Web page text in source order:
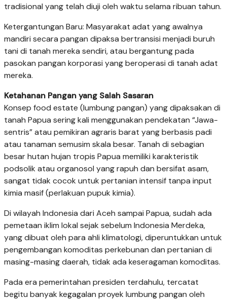
tradisional yang telah diuji oleh waktu selama ribuan tahun.
Ketergantungan Baru: Masyarakat adat yang awalnya
mandiri secara pangan dipaksa bertransisi menjadi buruh
tani di tanah mereka sendiri, atau bergantung pada
pasokan pangan korporasi yang beroperasi di tanah adat
mereka.
Ketahanan Pangan yang Salah Sasaran
Konsep food estate (lumbung pangan) yang dipaksakan di
tanah Papua sering kali menggunakan pendekatan “Jawa-
sentris” atau pemikiran agraris barat yang berbasis padi
atau tanaman semusim skala besar. Tanah di sebagian
besar hutan hujan tropis Papua memiliki karakteristik
podsolik atau organosol yang rapuh dan bersifat asam,
sangat tidak cocok untuk pertanian intensif tanpa input
kimia masif (perlakuan pupuk kimia).
Di wilayah Indonesia dari Aceh sampai Papua, sudah ada
pemetaan iklim lokal sejak sebelum Indonesia Merdeka,
yang dibuat oleh para ahli klimatologi, diperuntukkan untuk
pengembangan komoditas perkebunan dan pertanian di
masing-masing daerah, tidak ada keseragaman komoditas.
Pada era pemerintahan presiden terdahulu, tercatat
begitu banyak kegagalan proyek lumbung pangan oleh